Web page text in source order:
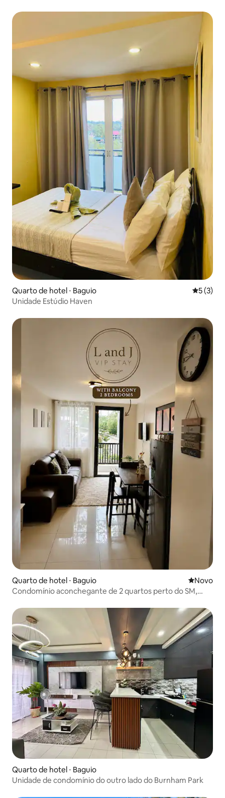
Quarto de hotel ⋅ Baguio 5 de
5 (3)
Unidade Estúdio Haven
Quarto de hotel ⋅ Baguio Novo
Novo
Condomínio aconchegante de 2 quartos perto do SM,
Quarto de hotel ⋅ Baguio
Unidade de condomínio do outro lado do Burnham Park